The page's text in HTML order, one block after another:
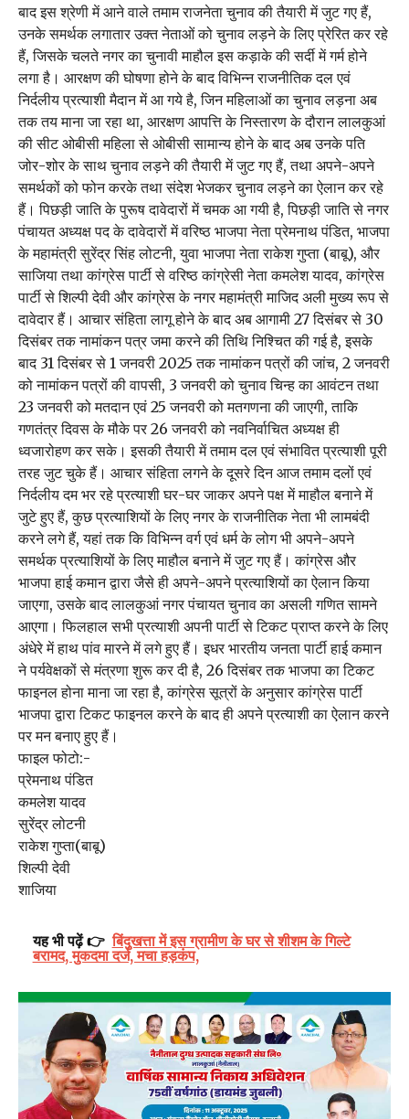
बाद इस श्रेणी में आने वाले तमाम राजनेता चुनाव की तैयारी में जुट गए हैं,
उनके समर्थक लगातार उक्त नेताओं को चुनाव लड़ने के लिए प्रेरित कर रहे
हैं, जिसके चलते नगर का चुनावी माहौल इस कड़ाके की सर्दी में गर्म होने
लगा है। आरक्षण की घोषणा होने के बाद विभिन्न राजनीतिक दल एवं
निर्दलीय प्रत्याशी मैदान में आ गये है, जिन महिलाओं का चुनाव लड़ना अब
तक तय माना जा रहा था, आरक्षण आपत्ति के निस्तारण के दौरान लालकुआं
की सीट ओबीसी महिला से ओबीसी सामान्य होने के बाद अब उनके पति
जोर-शोर के साथ चुनाव लड़ने की तैयारी में जुट गए हैं, तथा अपने-अपने
समर्थकों को फोन करके तथा संदेश भेजकर चुनाव लड़ने का ऐलान कर रहे
हैं। पिछड़ी जाति के पुरूष दावेदारों में चमक आ गयी है, पिछड़ी जाति से नगर
पंचायत अध्यक्ष पद के दावेदारों में वरिष्ठ भाजपा नेता प्रेमनाथ पंडित, भाजपा
के महामंत्री सुरेंद्र सिंह लोटनी, युवा भाजपा नेता राकेश गुप्ता (बाबू), और
साजिया तथा कांग्रेस पार्टी से वरिष्ठ कांग्रेसी नेता कमलेश यादव, कांग्रेस
पार्टी से शिल्पी देवी और कांग्रेस के नगर महामंत्री माजिद अली मुख्य रूप से
दावेदार हैं। आचार संहिता लागू होने के बाद अब आगामी 27 दिसंबर से 30
दिसंबर तक नामांकन पत्र जमा करने की तिथि निश्चित की गई है, इसके
बाद 31 दिसंबर से 1 जनवरी 2025 तक नामांकन पत्रों की जांच, 2 जनवरी
को नामांकन पत्रों की वापसी, 3 जनवरी को चुनाव चिन्ह का आवंटन तथा
23 जनवरी को मतदान एवं 25 जनवरी को मतगणना की जाएगी, ताकि
गणतंत्र दिवस के मौके पर 26 जनवरी को नवनिर्वाचित अध्यक्ष ही
ध्वजारोहण कर सके। इसकी तैयारी में तमाम दल एवं संभावित प्रत्याशी पूरी
तरह जुट चुके हैं। आचार संहिता लगने के दूसरे दिन आज तमाम दलों एवं
निर्दलीय दम भर रहे प्रत्याशी घर-घर जाकर अपने पक्ष में माहौल बनाने में
जुटे हुए हैं, कुछ प्रत्याशियों के लिए नगर के राजनीतिक नेता भी लामबंदी
करने लगे हैं, यहां तक कि विभिन्न वर्ग एवं धर्म के लोग भी अपने-अपने
समर्थक प्रत्याशियों के लिए माहौल बनाने में जुट गए हैं। कांग्रेस और
भाजपा हाई कमान द्वारा जैसे ही अपने-अपने प्रत्याशियों का ऐलान किया
जाएगा, उसके बाद लालकुआं नगर पंचायत चुनाव का असली गणित सामने
आएगा। फिलहाल सभी प्रत्याशी अपनी पार्टी से टिकट प्राप्त करने के लिए
अंधेरे में हाथ पांव मारने में लगे हुए हैं। इधर भारतीय जनता पार्टी हाई कमान
ने पर्यवेक्षकों से मंत्रणा शुरू कर दी है, 26 दिसंबर तक भाजपा का टिकट
फाइनल होना माना जा रहा है, कांग्रेस सूत्रों के अनुसार कांग्रेस पार्टी
भाजपा द्वारा टिकट फाइनल करने के बाद ही अपने प्रत्याशी का ऐलान करने
पर मन बनाए हुए हैं।
फाइल फोटो:-
प्रेमनाथ पंडित
कमलेश यादव
सुरेंद्र लोटनी
राकेश गुप्ता(बाबू)
शिल्पी देवी
शाजिया
यह भी पढ़ें 👉 बिंदुखत्ता में इस ग्रामीण के घर से शीशम के गिल्टे
बरामद, मुकदमा दर्ज, मचा हड़कंप,